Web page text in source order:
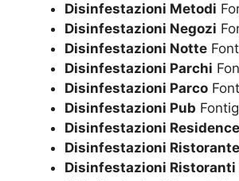
Disinfestazioni Metodi
Disinfestazioni Negozi
Disinfestazioni Notte
Disinfestazioni Parchi
Disinfestazioni Parco
Disinfestazioni Pub
Disinfestazioni Residence
Disinfestazioni Ristorante
Disinfestazioni Ristoranti